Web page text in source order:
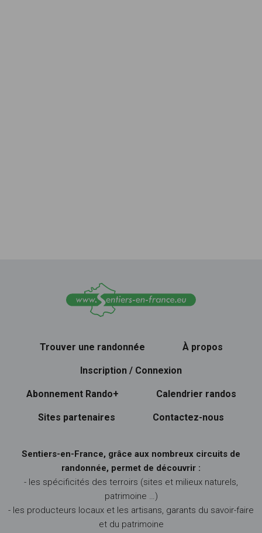
Trouver une randonnée À propos
Inscription / Connexion
Abonnement Rando+ Calendrier randos
Sites partenaires Contactez-nous
Sentiers-en-France, grâce aux nombreux circuits de
randonnée, permet de découvrir :
- les spécificités des terroirs (sites et milieux naturels,
patrimoine …)
- les producteurs locaux et les artisans, garants du savoir-faire
et du patrimoine